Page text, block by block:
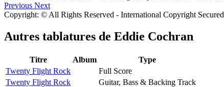
Previous Next
Copyright: © All Rights Reserved - International Copyright Secured
Autres tablatures de Eddie Cochran
Titre Album
Type
Twenty Flight Rock
Full Score
Twenty Flight Rock
Guitar, Bass & Backing Track